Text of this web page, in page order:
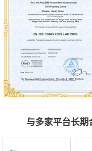
与多家平台长期